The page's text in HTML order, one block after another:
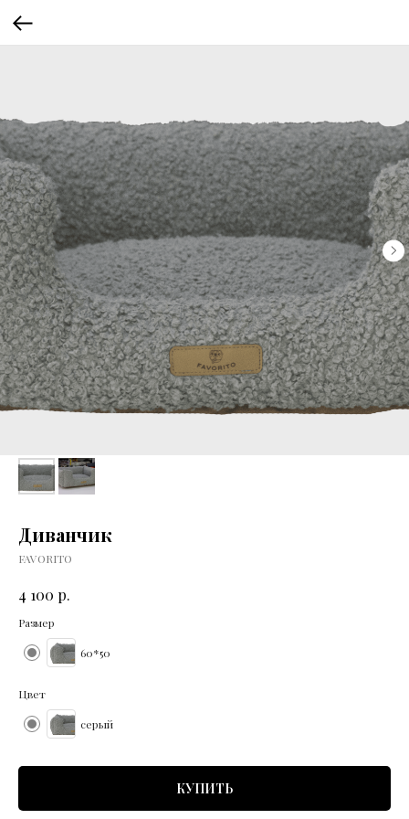
Диванчик
FAVORITO
4 100 р.
Размер
60*50
Цвет
серый
КУПИТЬ